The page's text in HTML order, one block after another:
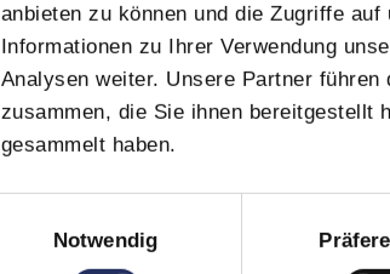
anbieten zu können und die Zugriffe
Informationen zu Ihrer Verwendung
Analysen weiter. Unsere Partner
zusammen, die Sie ihnen bereitgestellt
gesammelt haben.
Notwendig